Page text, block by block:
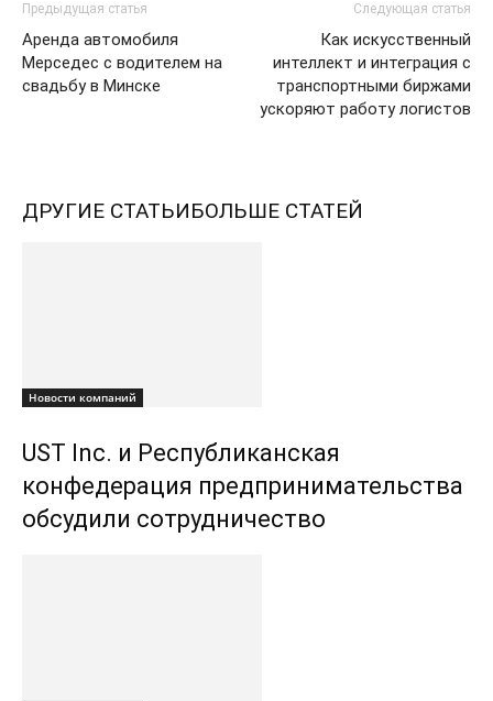
Предыдущая статья
Аренда автомобиля
Мерседес с водителем на
свадьбу в Минске
Следующая статья
Как искусственный
интеллект и интеграция с
транспортными биржами
ускоряют работу логистов
ДРУГИЕ СТАТЬИБОЛЬШЕ СТАТЕЙ
Новости компаний
UST Inc. и Республиканская
конфедерация предпринимательства
обсудили сотрудничество